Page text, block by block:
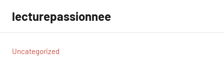
contenu
lecturepassionnee
Uncategorized